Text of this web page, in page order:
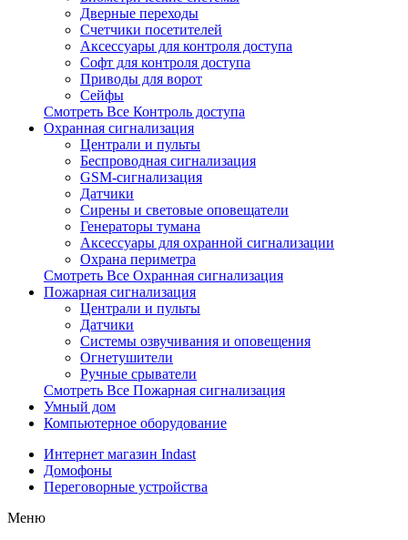
Дверные переходы
Счетчики посетителей
Аксессуары для контроля доступа
Софт для контроля доступа
Приводы для ворот
Сейфы
Смотреть Все Контроль доступа
Охранная сигнализация
Централи и пульты
Беспроводная сигнализация
GSM-сигнализация
Датчики
Сирены и световые оповещатели
Генераторы тумана
Аксессуары для охранной сигнализации
Охрана периметра
Смотреть Все Охранная сигнализация
Пожарная сигнализация
Централи и пульты
Датчики
Системы озвучивания и оповещения
Огнетушители
Ручные срыватели
Смотреть Все Пожарная сигнализация
Умный дом
Компьютерное оборудование
Интернет магазин Indast
Домофоны
Переговорные устройства
Меню